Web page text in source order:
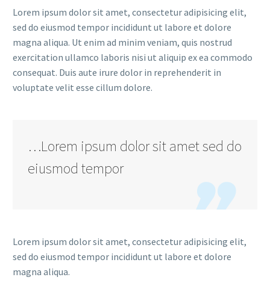
Lorem ipsum dolor sit amet, consectetur adipisicing elit,
sed do eiusmod tempor incididunt ut labore et dolore
magna aliqua. Ut enim ad minim veniam, quis nostrud
exercitation ullamco laboris nisi ut aliquip ex ea commodo
consequat. Duis aute irure dolor in reprehenderit in
voluptate velit esse cillum dolore.
…Lorem ipsum dolor sit amet sed do
eiusmod tempor

Lorem ipsum dolor sit amet, consectetur adipisicing elit,
sed do eiusmod tempor incididunt ut labore et dolore
magna aliqua.